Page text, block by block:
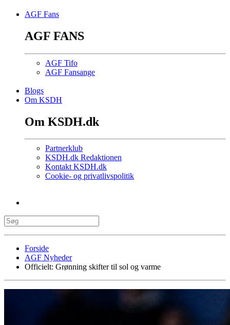
AGF Fans
AGF FANS
AGF Tifo
AGF Fansange
Blogs
Om KSDH
Om KSDH.dk
Partnerklub
KSDH.dk Redaktionen
Kontakt KSDH.dk
Cookie- og privatlivspolitik
Forside
AGF Nyheder
Officielt: Grønning skifter til sol og varme